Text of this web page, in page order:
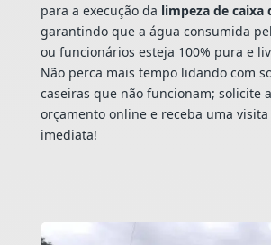
para a execução da limpeza de caixa
garantindo que a água consumida
ou funcionários esteja 100% pura e
Não perca mais tempo lidando com
caseiras que não funcionam; solicite
orçamento online e receba uma visita
imediata!